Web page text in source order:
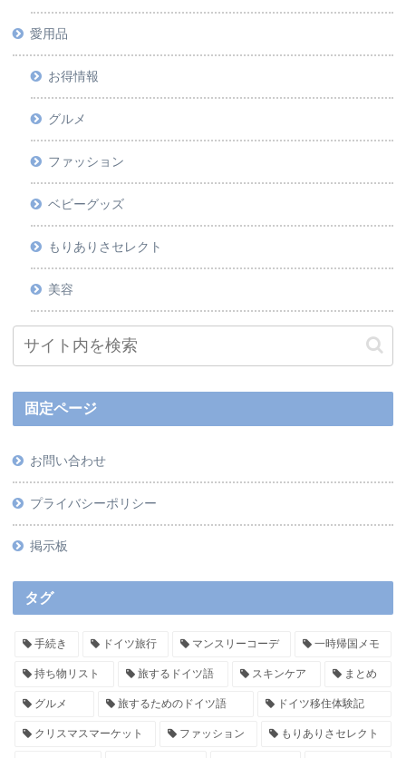
愛用品
お得情報
グルメ
ファッション
ベビーグッズ
もりありさセレクト
美容
固定ページ
お問い合わせ
プライバシーポリシー
掲示板
タグ
手続き ドイツ旅行 マンスリーコーデ 一時帰国メモ
持ち物リスト 旅するドイツ語 スキンケア まとめ
グルメ 旅するためのドイツ語 ドイツ移住体験記
クリスマスマーケット ファッション もりありさセレクト